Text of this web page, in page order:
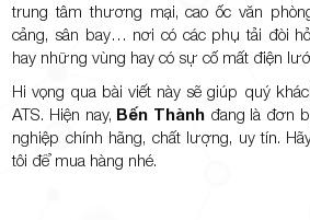
trung tâm thương mại, cao ốc văn
cảng, sân bay… nơi có các phụ tải đòi
hay những vùng hay có sự cố mất điện
Hi vọng qua bài viết này sẽ giúp quý
ATS. Hiện nay, Bến Thànhđang là đơn
nghiệp chính hãng, chất lượng, uy tín.
tôi để mua hàng nhé.